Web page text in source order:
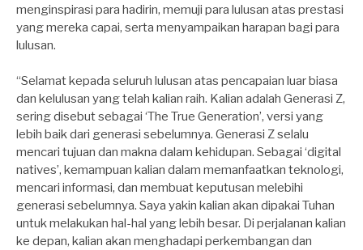
menginspirasi para hadirin, memuji para lulusan atas prestasi
yang mereka capai, serta menyampaikan harapan bagi para
lulusan.
“Selamat kepada seluruh lulusan atas pencapaian luar biasa
dan kelulusan yang telah kalian raih. Kalian adalah Generasi Z,
sering disebut sebagai ‘The True Generation’, versi yang
lebih baik dari generasi sebelumnya. Generasi Z selalu
mencari tujuan dan makna dalam kehidupan. Sebagai ‘digital
natives’, kemampuan kalian dalam memanfaatkan teknologi,
mencari informasi, dan membuat keputusan melebihi
generasi sebelumnya. Saya yakin kalian akan dipakai Tuhan
untuk melakukan hal-hal yang lebih besar. Di perjalanan kalian
ke depan, kalian akan menghadapi perkembangan dan